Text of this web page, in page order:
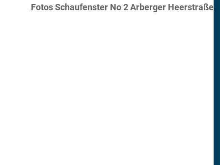
Fotos Schaufenster No 2 Arberger Heerstraße